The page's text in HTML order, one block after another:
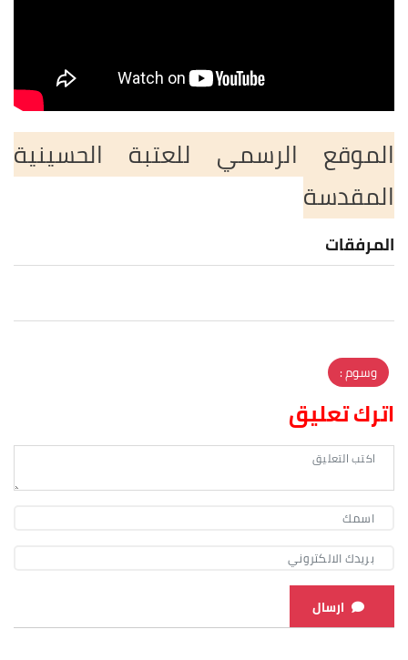
الموقع الرسمي للعتبة الحسينية
المقدسة
المرفقات
وسوم :
اترك تعليق
ارسال